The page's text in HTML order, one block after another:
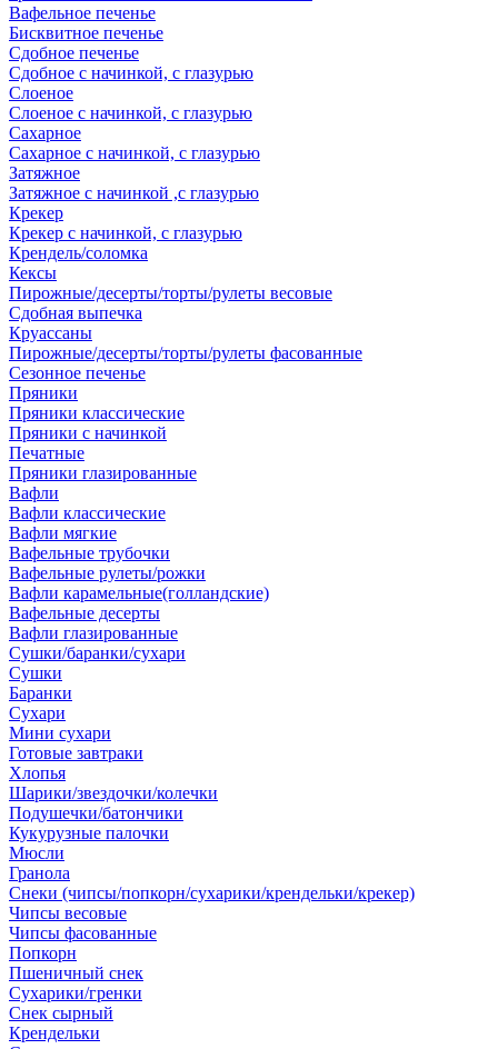
Вафельное печенье
Бисквитное печенье
Сдобное печенье
Сдобное с начинкой, с глазурью
Слоеное
Слоеное с начинкой, с глазурью
Сахарное
Сахарное с начинкой, с глазурью
Затяжное
Затяжное с начинкой ,с глазурью
Крекер
Крекер с начинкой, с глазурью
Крендель/соломка
Кексы
Пирожные/десерты/торты/рулеты весовые
Сдобная выпечка
Круассаны
Пирожные/десерты/торты/рулеты фасованные
Сезонное печенье
Пряники
Пряники классические
Пряники с начинкой
Печатные
Пряники глазированные
Вафли
Вафли классические
Вафли мягкие
Вафельные трубочки
Вафельные рулеты/рожки
Вафли карамельные(голландские)
Вафельные десерты
Вафли глазированные
Сушки/баранки/сухари
Сушки
Баранки
Сухари
Мини сухари
Готовые завтраки
Хлопья
Шарики/звездочки/колечки
Подушечки/батончики
Кукурузные палочки
Мюсли
Гранола
Снеки (чипсы/попкорн/сухарики/крендельки/крекер)
Чипсы весовые
Чипсы фасованные
Попкорн
Пшеничный снек
Сухарики/гренки
Снек сырный
Крендельки